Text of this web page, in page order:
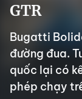
GTR
Bugatti
đường đua.
quốc lại có
phép chạy